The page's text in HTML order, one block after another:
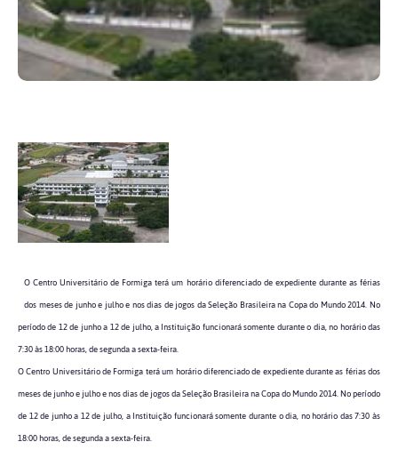
O Centro Universitário de Formiga terá um horário diferenciado de expediente durante as férias
dos meses de junho e julho e nos dias de jogos da Seleção Brasileira na Copa do Mundo 2014. No
período de 12 de junho a 12 de julho, a Instituição funcionará somente durante o dia, no horário das
7:30 às 18:00 horas, de segunda a sexta-feira.
O Centro Universitário de Formiga terá um horário diferenciado de expediente durante as férias dos
meses de junho e julho e nos dias de jogos da Seleção Brasileira na Copa do Mundo 2014.No período
de 12 de junho a 12 de julho, a Instituição funcionará somente durante o dia, no horário das 7:30 às
18:00 horas, de segunda a sexta-feira.